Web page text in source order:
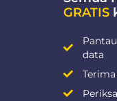
GRATIS
data